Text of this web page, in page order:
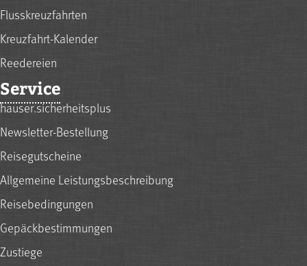
Flusskreuzfahrten
Kreuzfahrt-Kalender
Reedereien
Service
hauser.sicherheitsplus
Newsletter-Bestellung
Reisegutscheine
Allgemeine Leistungsbeschreibung
Reisebedingungen
Gepäckbestimmungen
Zustiege